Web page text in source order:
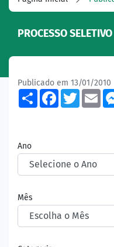
PROCESSO SELETIVO
Publicado em 13/01/2010
ShareFacebook
Ano
Mês